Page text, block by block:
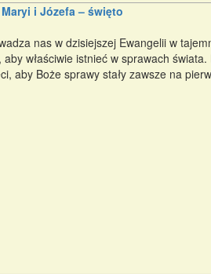
i Józefa – święto
nas w dzisiejszej Ewangelii w
właściwie istnieć w sprawach
aby Boże sprawy stały zawsze na